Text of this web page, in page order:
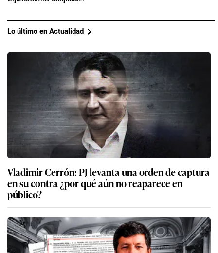
Lo último en Actualidad
Vladimir Cerrón: PJ levanta una orden de captura
en su contra ¿por qué aún no reaparece en
público?